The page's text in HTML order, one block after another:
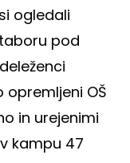
ogledali
pod
OŠ
in urejenimi
kampu 47